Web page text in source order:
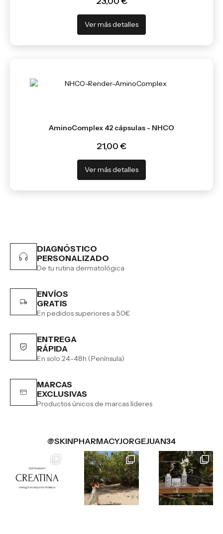
Ver más detalles
AminoComplex 42 cápsulas - NHCO
21,00 €
Ver más detalles
DIAGNÓSTICO
PERSONALIZADO
De tu rutina dermatológica
ENVÍOS
GRATIS
En pedidos superiores a 50€
ENTREGA
RÁPIDA
En solo 24-48h (Península)
MARCAS
EXCLUSIVAS
Productos únicos de marcas líderes
@SKINPHARMACYJORGEJUAN34